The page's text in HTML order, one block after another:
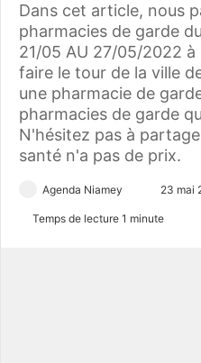
Dans cet article, nous
pharmacies de garde
21/05 AU 27/05/2022 à
faire le tour de la ville
une pharmacie de
pharmacies de garde
N'hésitez pas à
santé n'a pas de prix.
Agenda Niamey
n
23 mai
Temps de lecture 1 minute